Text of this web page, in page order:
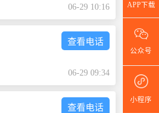
06-29 10:16
查看电话
06-29 09:34
查看电话
APP下载
公众号
小程序